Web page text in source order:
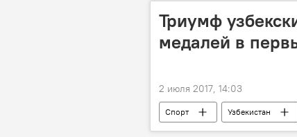
Триумф
медалей в
2 июля 2017, 14:03
Спорт Узбекистан